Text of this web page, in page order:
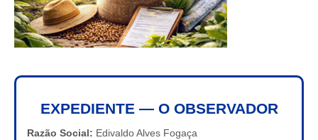
EXPEDIENTE — O OBSERVADOR
Razão Social: Edivaldo Alves Fogaça